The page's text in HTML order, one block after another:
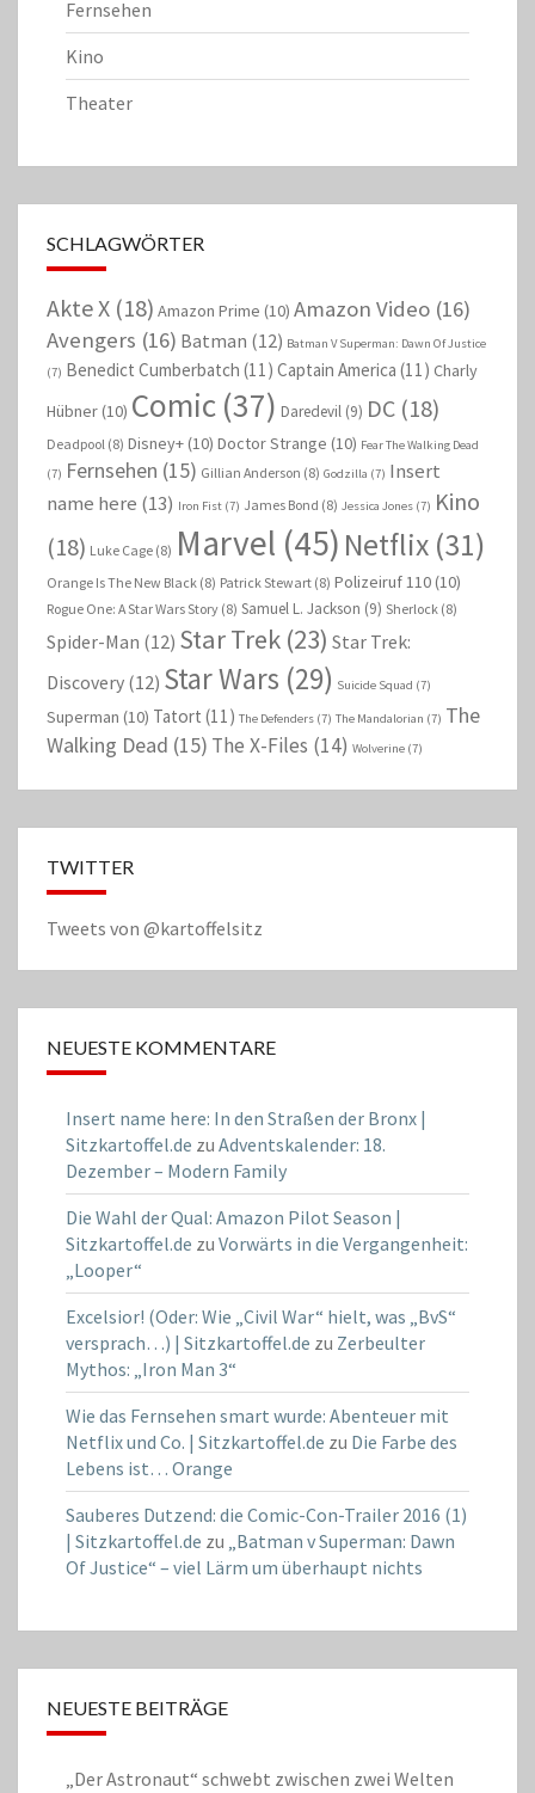
Fernsehen
Kino
Theater
SCHLAGWÖRTER
Akte X (18) Amazon Prime (10) Amazon Video (16)
Avengers (16) Batman (12) Batman V Superman: Dawn Of Justice
(7) Benedict Cumberbatch (11) Captain America (11) Charly
Hübner (10) Comic (37) Daredevil (9) DC (18)
Deadpool (8) Disney+ (10) Doctor Strange (10) Fear The Walking Dead
(7) Fernsehen (15) Gillian Anderson (8) Godzilla (7) Insert
name here (13) Iron Fist (7) James Bond (8) Jessica Jones (7) Kino
(18) Luke Cage (8) Marvel (45) Netflix (31)
Orange Is The New Black (8) Patrick Stewart (8) Polizeiruf 110 (10)
Rogue One: A Star Wars Story (8) Samuel L. Jackson (9) Sherlock (8)
Spider-Man (12) Star Trek (23) Star Trek:
Discovery (12) Star Wars (29) Suicide Squad (7)
Superman (10) Tatort (11) The Defenders (7) The Mandalorian (7) The
Walking Dead (15) The X-Files (14) Wolverine (7)
TWITTER
Tweets von @kartoffelsitz
NEUESTE KOMMENTARE
Insert name here: In den Straßen der Bronx |
Sitzkartoffel.de zu Adventskalender: 18.
Dezember – Modern Family
Die Wahl der Qual: Amazon Pilot Season |
Sitzkartoffel.de zu Vorwärts in die Vergangenheit:
„Looper“
Excelsior! (Oder: Wie „Civil War“ hielt, was „BvS“
versprach…) | Sitzkartoffel.de zu Zerbeulter
Mythos: „Iron Man 3“
Wie das Fernsehen smart wurde: Abenteuer mit
Netflix und Co. | Sitzkartoffel.de zu Die Farbe des
Lebens ist… Orange
Sauberes Dutzend: die Comic-Con-Trailer 2016 (1)
| Sitzkartoffel.de zu „Batman v Superman: Dawn
Of Justice“ – viel Lärm um überhaupt nichts
NEUESTE BEITRÄGE
„Der Astronaut“ schwebt zwischen zwei Welten